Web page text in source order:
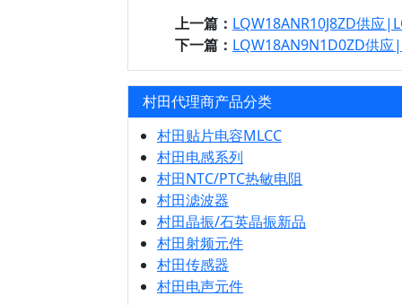
上一篇： LQW18ANR10J8ZD供应
下一篇： LQW18AN9N1D0ZD供
村田代理商产品分类
村田贴片电容MLCC
村田电感系列
村田NTC/PTC热敏电阻
村田滤波器
村田晶振/石英晶振新品
村田射频元件
村田传感器
村田电声元件